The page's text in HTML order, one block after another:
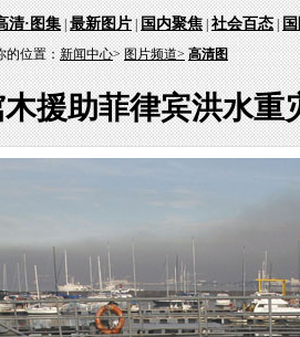
清·图集|最新图片|国内聚焦|社会百态|
的位置：新闻中心>图片频道> 高清图
援助菲律宾洪水重